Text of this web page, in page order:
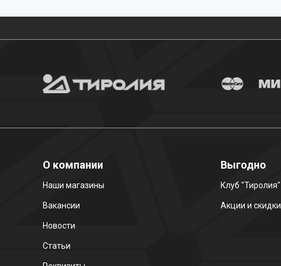
О компании
Наши магазины
Вакансии
Новости
Статьи
Выгодно
Клуб "Тиролия"
Акции и скидки